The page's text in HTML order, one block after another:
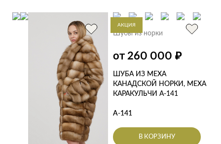
АКЦИЯ
Шубы из норки
от 260 000 ₽
ШУБА ИЗ МЕХА
КАНАДСКОЙ НОРКИ, МЕХА
КАРАКУЛЬЧИ А-141
А-141
В КОРЗИНУ